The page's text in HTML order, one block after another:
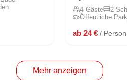
4 Gäste 2
Öffentliche
ab 24 € /
Mehr anzeigen